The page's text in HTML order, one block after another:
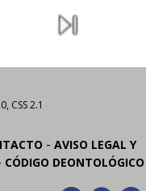
CSS 2.1
- AVISO LEGAL Y
CÓDIGO DEONTOLÓGICO